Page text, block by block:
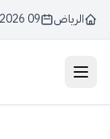
الرياض 09 Aug 2026